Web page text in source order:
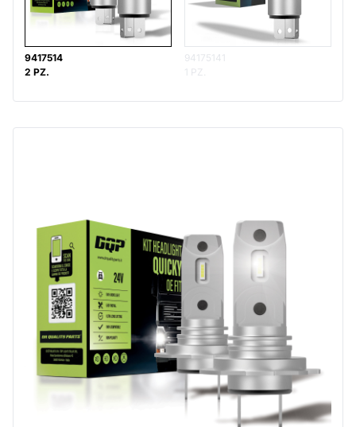
9417514
2 PZ.
94175141
1 PZ.